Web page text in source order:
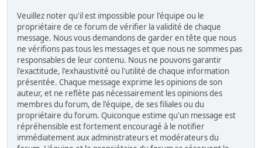
Veuillez noter qu'il est impossible pour l'équipe ou le
propriétaire de ce forum de vérifier la validité de chaque
message. Nous vous demandons de garder en tête que nous
ne vérifions pas tous les messages et que nous ne sommes pas
responsables de leur contenu. Nous ne pouvons garantir
l'exactitude, l'exhaustivité ou l'utilité de chaque information
présentée. Chaque message exprime les opinions de son
auteur, et ne reflète pas nécessairement les opinions des
membres du forum, de l'équipe, de ses filiales ou du
propriétaire du forum. Quiconque estime qu'un message est
répréhensible est fortement encouragé à le notifier
immédiatement aux administrateurs et modérateurs du